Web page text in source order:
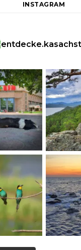
INSTAGRAM